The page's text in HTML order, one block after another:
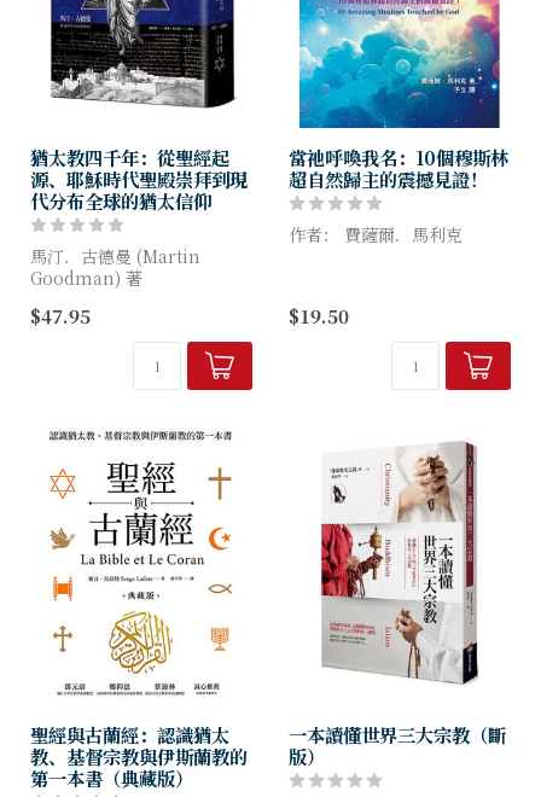
猶太教四千年：從聖經起
源、耶穌時代聖殿崇拜到現
代分布全球的猶太信仰
馬汀．古德曼 (Martin
Goodman) 著
西元前2000年～迄今
第一本最完整全面的猶太教歷
史，穿越四千年的漫長時空，
史詩級的重量巨作！
$47.95
當祂呼喚我名：10個穆斯林
超自然歸主的震撼見證！
作者： 費薩爾．馬利克
們深信安拉與古蘭經，卻在生
命關鍵時刻因疑問與渴慕真
理，意外且超自然地與亞伯拉
$19.50
聖經與古蘭經：認識猶太
教、基督宗教與伊斯蘭教的
第一本書（典藏版）
一本讀懂世界三大宗教（斷
版）